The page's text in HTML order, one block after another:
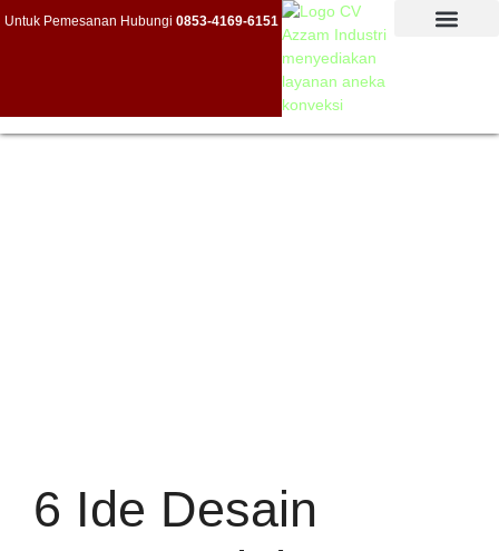
Untuk Pemesanan Hubungi 0853-4169-6151
6 Ide Desain